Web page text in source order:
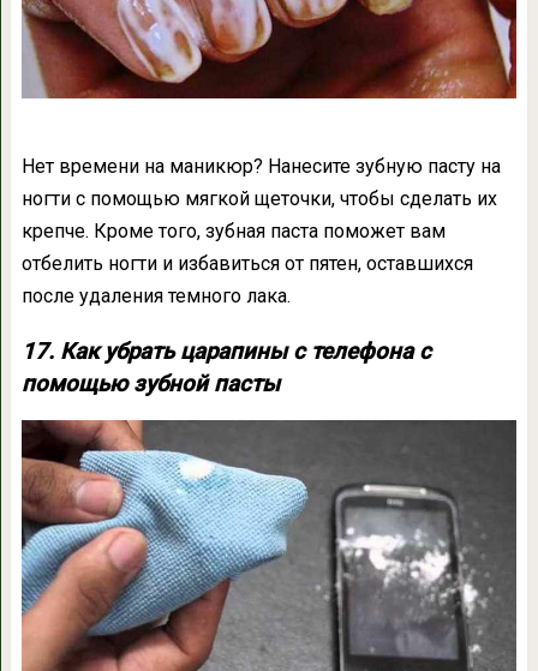
Нет времени на маникюр? Нанесите зубную пасту на
ногти с помощью мягкой щеточки, чтобы сделать их
крепче. Кроме того, зубная паста поможет вам
отбелить ногти и избавиться от пятен, оставшихся
после удаления темного лака.
17. Как убрать царапины с телефона с
помощью зубной пасты